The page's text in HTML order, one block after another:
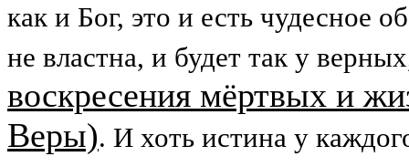
как и Бог, это и есть чудесное
не властна, и будет так у
воскресения мёртвых и
Веры). И хоть истина у